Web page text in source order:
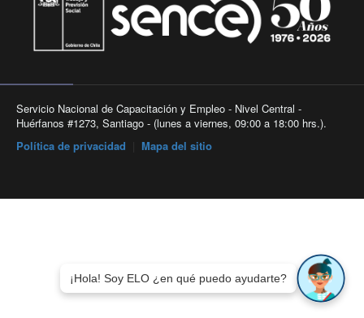
Servicio Nacional de Capacitación y Empleo - Nivel Central -
Huérfanos #1273, Santiago - (lunes a viernes, 09:00 a 18:00 hrs.).
Política de privacidad
Mapa del sitio
¡Hola! Soy ELO ¿en qué puedo ayudarte?